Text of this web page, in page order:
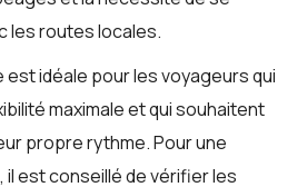
les routes locales.
est idéale pour les voyageurs qui
maximale et qui souhaitent
propre rythme. Pour une
est conseillé de vérifier les